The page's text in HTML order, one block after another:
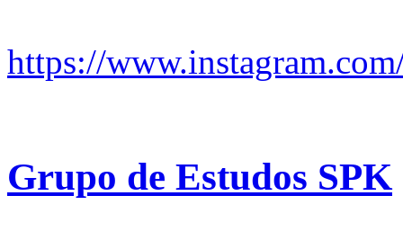
https://
Grupo de Estudos SPK